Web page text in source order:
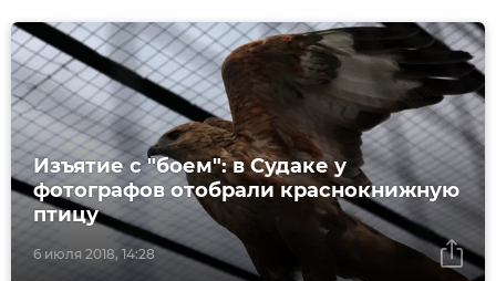
6 июля 2018, 14:28
Изъятие с "боем": в Судаке у
фотографов отобрали краснокнижную
птицу